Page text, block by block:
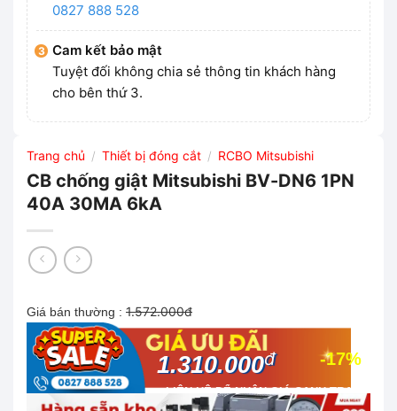
0827 888 528
Cam kết bảo mật
Tuyệt đối không chia sẻ thông tin khách hàng
cho bên thứ 3.
Trang chủ / Thiết bị đóng cắt / RCBO Mitsubishi
CB chống giật Mitsubishi BV-DN6 1PN
40A 30MA 6kA
Giá bán thường : 1.572.000đ
-17%
1.310.000đ
LIÊN HỆ ĐỂ NHẬN GIÁ CẠNH TRANH